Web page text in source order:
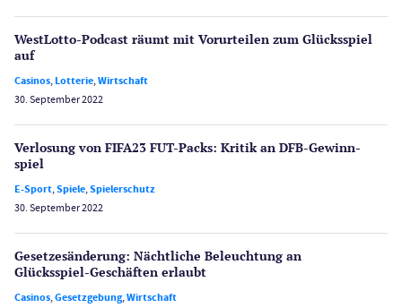
WestLotto-Podcast räumt mit Vorurteilen zum Glücksspiel
auf
Casinos,Lotterie,Wirtschaft
30. September 2022
Verlosung von FIFA23 FUT-Packs: Kritik an DFB-Gewinn­
spiel
E-Sport,Spiele,Spielerschutz
30. September 2022
Gesetzes­änderung: Nächtliche Beleuch­tung an
Glücksspiel-Geschäften erlaubt
Casinos,Gesetzgebung,Wirtschaft